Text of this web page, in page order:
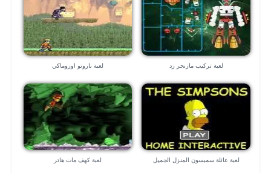
لعبة تركيب مازنجر زد لعبة ناروتو اوزوماكي
لعبة عائلة سمبسون المنزل الجميل لعبة كهف مات هاتر